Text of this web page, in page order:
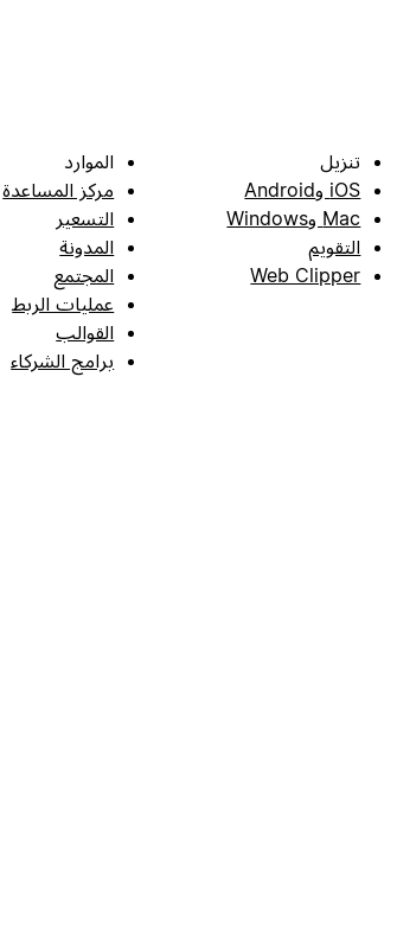
تنزيل
iOS وAndroid
Mac وWindows
التقويم
Web Clipper
الموارد
مركز المساعدة
التسعير
المدونة
المجتمع
عمليات الربط
القوالب
برامج الشركاء